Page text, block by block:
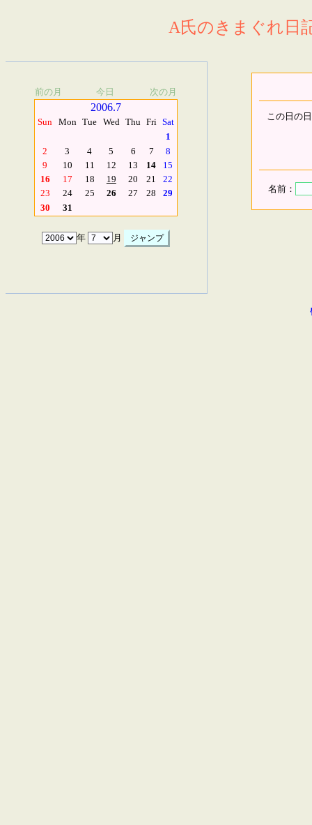
A氏のきまぐれ日
前の月 今日 次の月
2006.7
Sun Mon Tue Wed Thu Fri Sat
1
2
3 4 5 6 7
8
9
10 11 12 13 14
15
16
17 18 19 20 21
22
23
24 25 26 27 28
29
30
31
年 月
この日の
名前：